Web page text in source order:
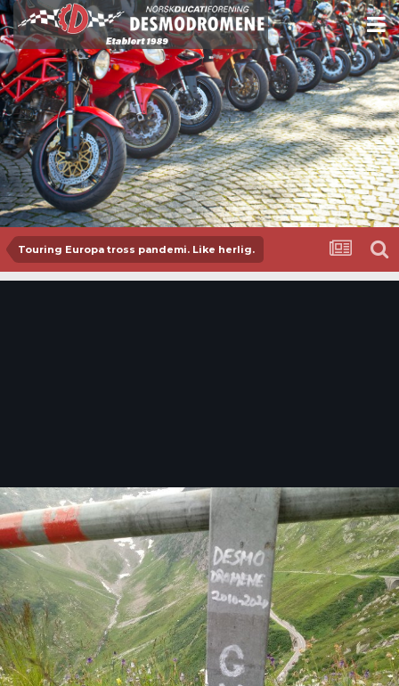
Touring Europa tross pandemi. Like herlig.